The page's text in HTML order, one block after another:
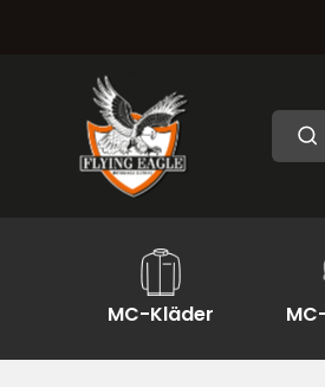
MC-Kläder